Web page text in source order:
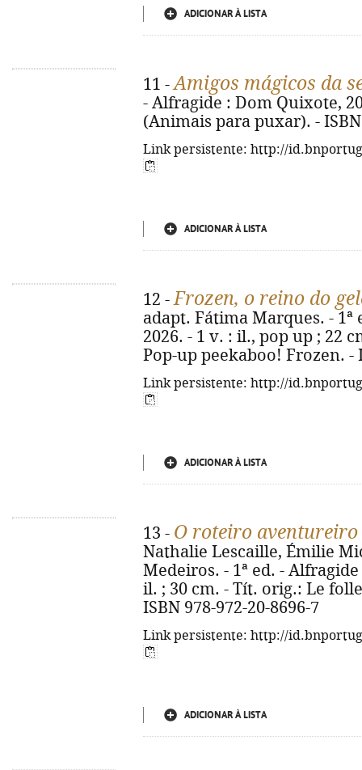
ADICIONAR À LISTA
11 -Amigos mágicos da
- Alfragide : Dom Quixote,
(Animais para puxar). - ISBN
Link persistente: http://
ADICIONAR À LISTA
12 -Frozen, o reino do
adapt. Fátima Marques. -
2026. - 1 v. : il., pop up ; 22
Pop-up peekaboo! Frozen. -
Link persistente: http://
ADICIONAR À LISTA
13 - O roteiro
Nathalie Lescaille, Émilie
Medeiros. - 1ª ed. -
il. ; 30 cm. - Tít. orig.: Le
ISBN 978-972-20-8696-7
Link persistente: http://
ADICIONAR À LISTA